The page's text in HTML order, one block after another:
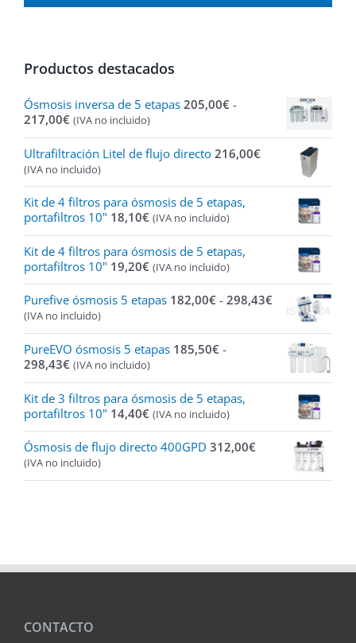
Productos destacados
Ósmosis inversa de 5 etapas 205,00€ -
217,00€Rango
de
precios:
desde
205,00€
hasta
217,00€
(IVA no incluido)
Ultrafiltración Litel de flujo directo 216,00€
(IVA no incluido)
Kit de 4 filtros para ósmosis de 5 etapas,
portafiltros 10" 18,10€ (IVA no incluido)
Kit de 4 filtros para ósmosis de 5 etapas,
portafiltros 10" 19,20€ (IVA no incluido)
Purefive ósmosis 5 etapas 182,00€ - 298,43€Rango
precios:
desde
182,00€
hasta
(IVA no incluido)
PureEVO ósmosis 5 etapas 185,50€ -
298,43€Rango
de
precios:
desde
hasta
298,43€
(IVA no incluido)
Kit de 3 filtros para ósmosis de 5 etapas,
portafiltros 10" 14,40€ (IVA no incluido)
Ósmosis de flujo directo 400GPD 312,00€
(IVA no incluido)
CONTACTO